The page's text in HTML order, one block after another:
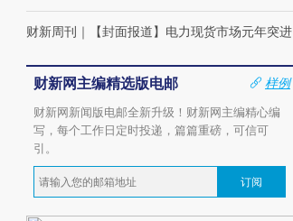
财新周刊 ｜ 【封面报道】电力现货市场元年突进
财新网主编精选版电邮
样例
财新网新闻版电邮全新升级！财新网主编精心编
写，每个工作日定时投递，篇篇重磅，可信可
引。
订阅